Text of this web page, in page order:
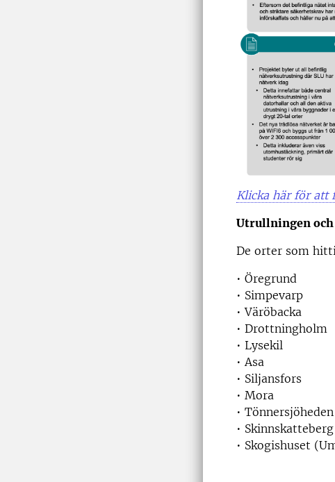
Klicka här för att
Utrullningen och
De orter som
• Öregrund
• Simpevarp
• Väröbacka
• Drottningholm
• Lysekil
• Asa
• Siljansfors
• Mora
• Tönnersjöheden
• Skinnskatteberg
• Skogishuset